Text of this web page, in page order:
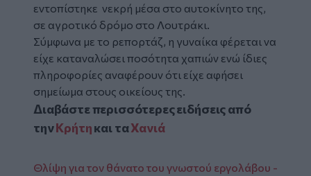
εντοπίστηκε νεκρή μέσα στο αυτοκίνητο της,
σε αγροτικό δρόμο στο Λουτράκι.
Σύμφωνα με το ρεπορτάζ, η γυναίκα φέρεται να
είχε καταναλώσει ποσότητα χαπιών ενώ ίδιες
πληροφορίες αναφέρουν ότι είχε αφήσει
σημείωμα στους οικείους της.
Διαβάστε περισσότερες ειδήσεις από
τηνΚρήτηκαι ταΧανιά
Θλίψη για τον θάνατο του γνωστού εργολάβου -